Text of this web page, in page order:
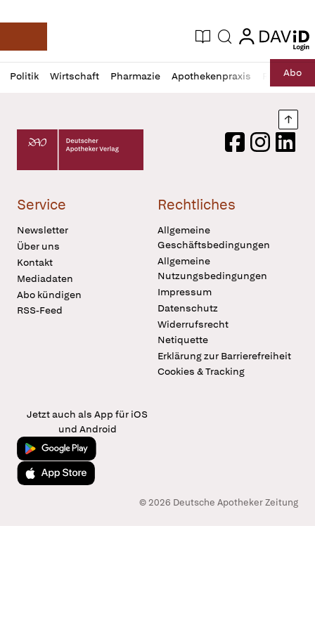
Deutsche Apotheker Zeitung
Aktuelle Ausgabe
Suche login
login
Politik Wirtschaft Pharmazie Apothekenpraxis RechtAbo
Profil
öffnen
Daz
Pur
Deutscher Apotheker Verlag Logo
FacebookInstagram
Service
Newsletter
Über uns
Kontakt
Mediadaten
Abo kündigen
RSS-Feed
Rechtliches
Allgemeine
Geschäftsbedingungen
Allgemeine
Nutzungsbedingungen
Impressum
Datenschutz
Widerrufsrecht
Netiquette
Erklärung zur Barrierefreiheit
Cookies & Tracking
Jetzt auch als App für iOS
und Android
Jetzt bei Google Play
Laden im App Store
© 2026 Deutsche Apotheker Zeitung